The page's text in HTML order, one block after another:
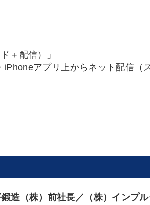
＋配信）」
iPhoneアプリ上からネット配信（
造（株）前社長／（株）インプ